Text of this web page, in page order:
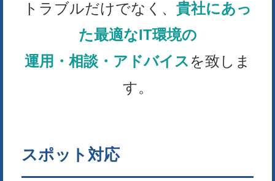
トラブルだけでなく、 貴社にあっ
た最適なIT環境の
運用・相談・アドバイスを致しま
す。
スポット対応